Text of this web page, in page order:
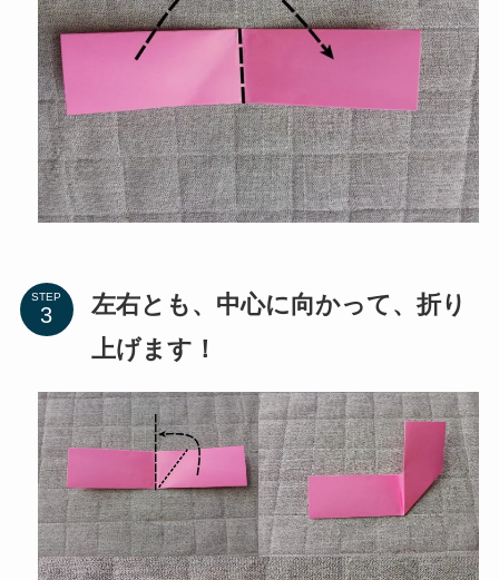
STEP
左右とも、中心に向かって、折り
上げます！